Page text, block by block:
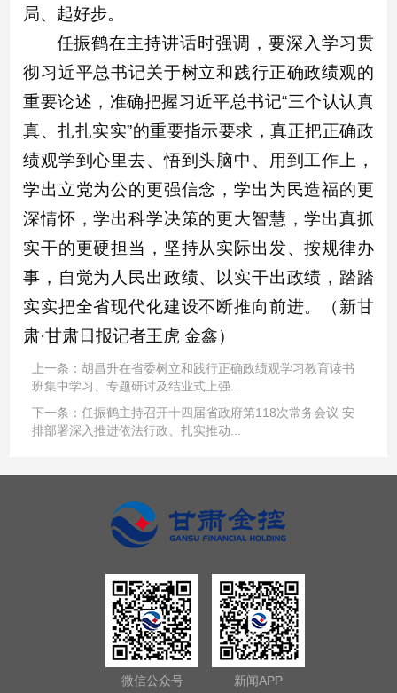
局、起好步。
任振鹤在主持讲话时强调，要深入学习贯
彻习近平总书记关于树立和践行正确政绩观的
重要论述，准确把握习近平总书记“三个认认真
真、扎扎实实”的重要指示要求，真正把正确政
绩观学到心里去、悟到头脑中、用到工作上，
学出立党为公的更强信念，学出为民造福的更
深情怀，学出科学决策的更大智慧，学出真抓
实干的更硬担当，坚持从实际出发、按规律办
事，自觉为人民出政绩、以实干出政绩，踏踏
实实把全省现代化建设不断推向前进。（新甘
肃·甘肃日报记者王虎 金鑫）
上一条：胡昌升在省委树立和践行正确政绩观学习教育读书
班集中学习、专题研讨及结业式上强...
下一条：任振鹤主持召开十四届省政府第118次常务会议 安
排部署深入推进依法行政、扎实推动...
微信公众号 新闻APP